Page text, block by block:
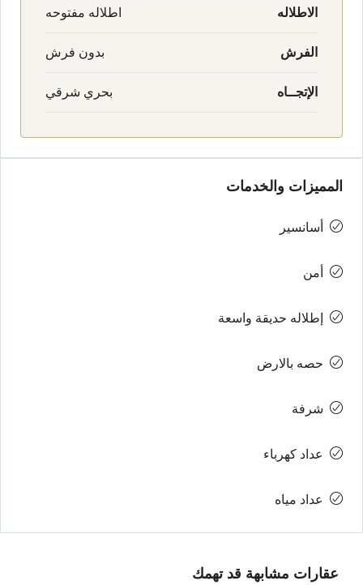
الاطلاله اطلاله مفتوحه
الفرش بدون فرش
الإتجــاه بحري شرقي
المميزات والخدمات
أسانسير
أمن
إطلاله حديقة واسعة
حصه بالارض
شرفة
عداد كهرباء
عداد مياه
عقارات مشابهة قد تهمك